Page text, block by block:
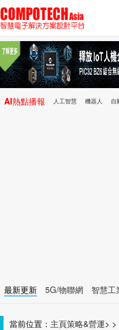
AI熱點播報 人工智慧 機器人 自
最新更新 5G/物聯網 智慧工
當前位置： 主頁 >
策略&營運 >